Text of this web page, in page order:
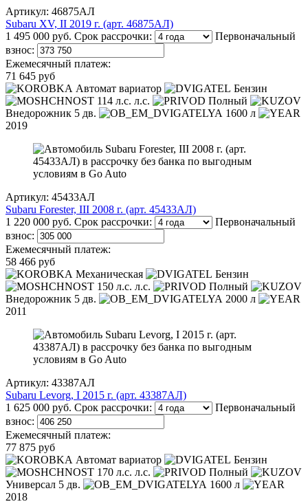
Артикул: 46875АЛ
Subaru XV, II 2019 г. (арт. 46875АЛ)
1 495 000 руб. Срок рассрочки:
Первоначальный
взнос:
Ежемесячный платеж:
71 645 руб
Автомат вариатор
Бензин
114 л.с. л.с.
Полный
Внедорожник 5 дв.
1600 л
2019
Артикул: 45433АЛ
Subaru Forester, III 2008 г. (арт. 45433АЛ)
1 220 000 руб. Срок рассрочки:
Первоначальный
взнос:
Ежемесячный платеж:
58 466 руб
Механическая
Бензин
150 л.с. л.с.
Полный
Внедорожник 5 дв.
2000 л
2011
Артикул: 43387АЛ
Subaru Levorg, I 2015 г. (арт. 43387АЛ)
1 625 000 руб. Срок рассрочки:
Первоначальный
взнос:
Ежемесячный платеж:
77 875 руб
Автомат вариатор
Бензин
170 л.с. л.с.
Полный
Универсал 5 дв.
1600 л
2018